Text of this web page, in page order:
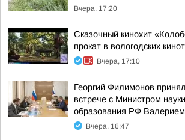
Вчера, 17:20
Сказочный кинохит
прокат в вологодских
Вчера, 17:10
Георгий Филимонов
встрече с Министром
образования РФ
Вчера, 16:47